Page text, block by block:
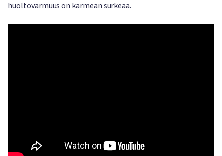
huoltovarmuus on karmean surkeaa.